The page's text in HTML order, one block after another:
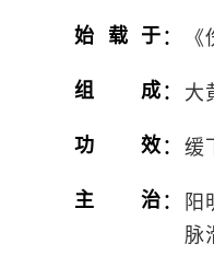
始载于：
组成： 大
功效： 缓
主治： 阳
脉